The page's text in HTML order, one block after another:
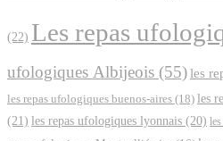
(22) Les repas
ufologiques Albijeois (55)les
les repas ufologiques buenos-aires (18) les
(21) les repas ufologiques lyonnais (20)